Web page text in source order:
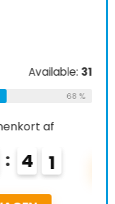
Available: 31
68 %
af
3
4
9
0